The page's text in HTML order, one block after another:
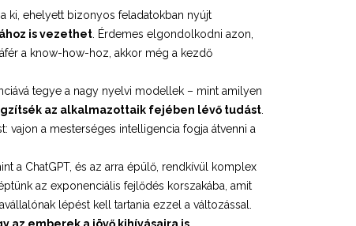
ki, ehelyett bizonyos feladatokban nyújt
is vezethet . Érdemes elgondolkodni azon,
a know-how-hoz, akkor még a kezdő
tegye a nagy nyelvi modellek – mint amilyen
az alkalmazottaik fejében lévő tudást
vajon a mesterséges intelligencia fogja átvenni a
a ChatGPT, és az arra épülő, rendkívül komplex
az exponenciális fejlődés korszakába, amit
lépést kell tartania ezzel a változással.